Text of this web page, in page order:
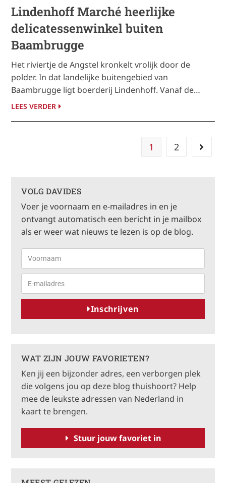
Lindenhoff Marché heerlijke
delicatessenwinkel buiten
Baambrugge
Het riviertje de Angstel kronkelt vrolijk door de
polder. In dat landelijke buitengebied van
Baambrugge ligt boerderij Lindenhoff. Vanaf de…
LEES VERDER
1 2
VOLG DAVIDES
Voer je voornaam en e-mailadres in en je
ontvangt automatisch een bericht in je mailbox
als er weer wat nieuws te lezen is op de blog.
Inschrijven
t
e
a
WAT ZIJN JOUW FAVORIETEN?
Ken jij een bijzonder adres, een verborgen plek
die volgens jou op deze blog thuishoort? Help
mee de leukste adressen van Nederland in
kaart te brengen.
Stuur jouw favoriet in